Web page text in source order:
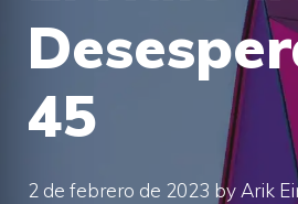
45
2 de febrero de 2023 by Arik